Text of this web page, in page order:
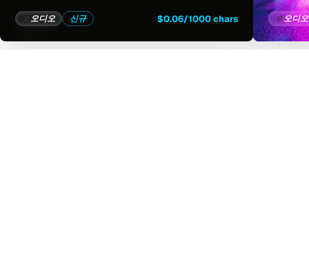
물을 하나의 집중된 작업 공간에서 모두 확인할 수 있습니다.
오디오 신규 $0.06/1000 chars
다. 모델
집중된 작
오디오